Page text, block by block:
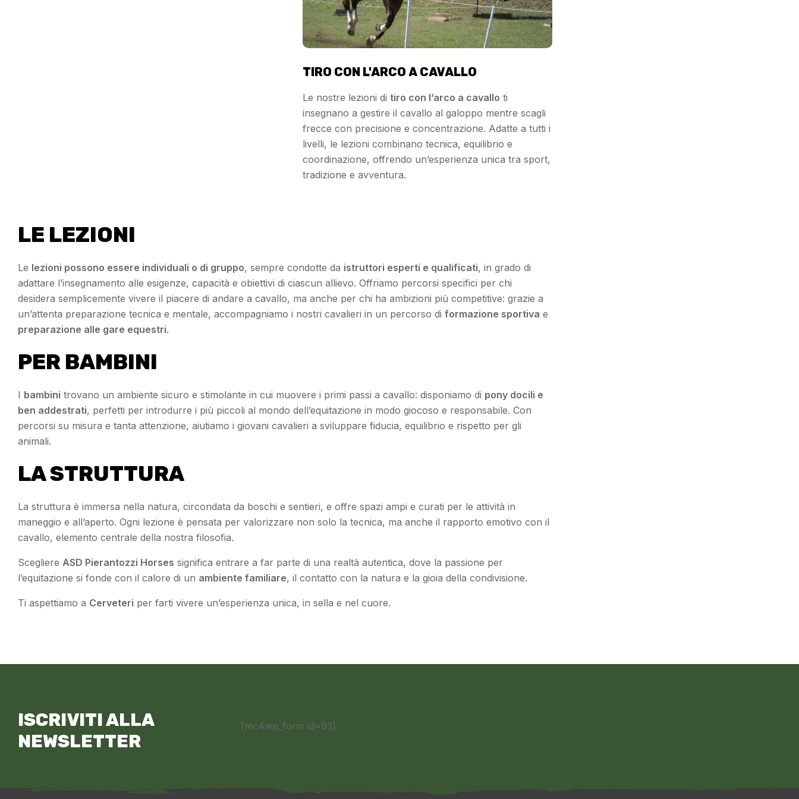
TIRO CON L'ARCO A CAVALLO
Le nostre lezioni di tiro con l’arco a cavallo ti
insegnano a gestire il cavallo al galoppo mentre scagli
frecce con precisione e concentrazione. Adatte a tutti i
livelli, le lezioni combinano tecnica, equilibrio e
coordinazione, offrendo un’esperienza unica tra sport,
tradizione e avventura.
LE LEZIONI
Le lezioni possono essere individuali o di gruppo, sempre condotte da istruttori esperti e qualificati, in grado di
adattare l’insegnamento alle esigenze, capacità e obiettivi di ciascun allievo. Offriamo percorsi specifici per chi
desidera semplicemente vivere il piacere di andare a cavallo, ma anche per chi ha ambizioni più competitive: grazie a
un’attenta preparazione tecnica e mentale, accompagniamo i nostri cavalieri in un percorso di formazione sportiva e
preparazione alle gare equestri.
PER BAMBINI
I bambini trovano un ambiente sicuro e stimolante in cui muovere i primi passi a cavallo: disponiamo di pony docili e
ben addestrati, perfetti per introdurre i più piccoli al mondo dell’equitazione in modo giocoso e responsabile. Con
percorsi su misura e tanta attenzione, aiutiamo i giovani cavalieri a sviluppare fiducia, equilibrio e rispetto per gli
animali.
LA STRUTTURA
La struttura è immersa nella natura, circondata da boschi e sentieri, e offre spazi ampi e curati per le attività in
maneggio e all’aperto. Ogni lezione è pensata per valorizzare non solo la tecnica, ma anche il rapporto emotivo con il
cavallo, elemento centrale della nostra filosofia.
Scegliere ASD Pierantozzi Horses significa entrare a far parte di una realtà autentica, dove la passione per
l’equitazione si fonde con il calore di un ambiente familiare, il contatto con la natura e la gioia della condivisione.
Ti aspettiamo a Cerveteri per farti vivere un’esperienza unica, in sella e nel cuore.
ISCRIVITI ALLA
NEWSLETTER
[mc4wp_form id=93]